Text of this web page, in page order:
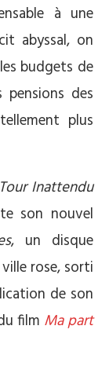
à une
abyssal, on
budgets de
des
plus
Inattendu
son nouvel
, un disque
rose, sorti
de son
film Ma part